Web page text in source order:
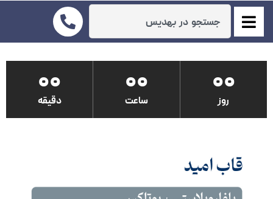
00
روز
00
ساعت
00
دقیقه